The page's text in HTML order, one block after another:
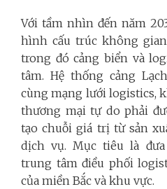
Với tầm nhìn đến năm
hình cấu trúc không
trong đó cảng biển và
tâm. Hệ thống cảng
cùng mạng lưới logistics,
thương mại tự do phải
tạo chuỗi giá trị từ sản
dịch vụ. Mục tiêu là
trung tâm điều phối
của miền Bắc và khu vực.